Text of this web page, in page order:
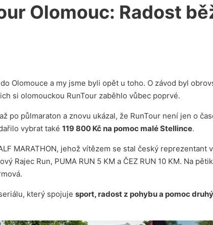
Olomouc: Radost
Olomouce a my jsme byli opět u toho. O závod byl
si olomouckou RunTour zaběhlo vůbec poprvé.
po půlmaraton a znovu ukázal, že RunTour není jen o
vybrat také 119 800 Kč na pomoc malé Stellince.
MARATHON, jehož vítězem se stal český reprezentant
Rajec Run, PUMA RUN 5 KM a ČEZ RUN 10 KM. Na
který spojuje sport, radost z pohybu a pomoc